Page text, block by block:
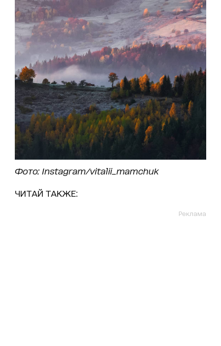
Фото: Instagram/vitalii_mamchuk
ЧИТАЙ ТАКЖЕ:
Реклама